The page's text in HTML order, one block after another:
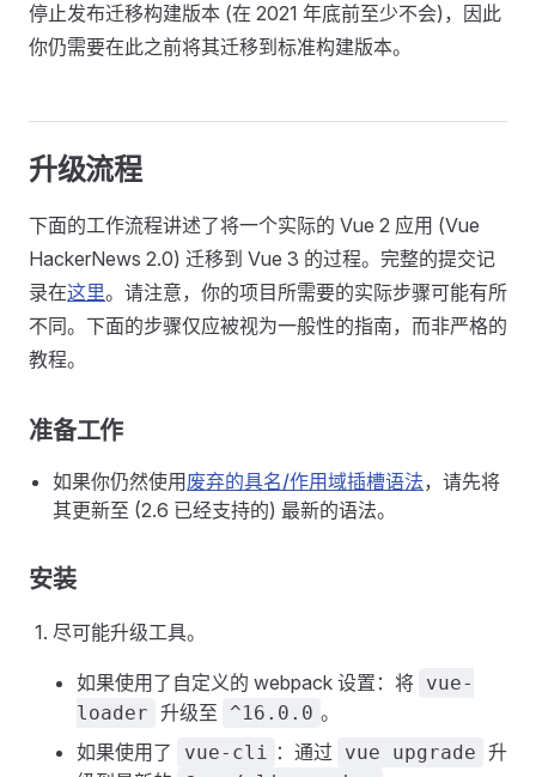
停止发布迁移构建版本 (在 2021 年底前至少不会)，因此
你仍需要在此之前将其迁移到标准构建版本。
升级流程
下面的工作流程讲述了将一个实际的 Vue 2 应用 (Vue
HackerNews 2.0) 迁移到 Vue 3 的过程。完整的提交记
录在这里。请注意，你的项目所需要的实际步骤可能有所
不同。下面的步骤仅应被视为一般性的指南，而非严格的
教程。
准备工作
如果你仍然使用 废弃的具名/作用域插槽语法，请先将
其更新至 (2.6 已经支持的) 最新的语法。
安装
尽可能升级工具。
如果使用了自定义的 webpack 设置：将 vue-
loader 升级至 ^16.0.0 。
如果使用了
vue-cli ：通过 vue upgrade 升